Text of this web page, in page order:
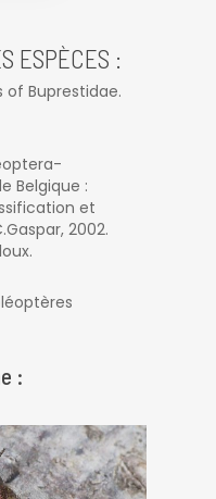
ESPÈCES :
of Buprestidae.
Belgique :
et
2002.
: